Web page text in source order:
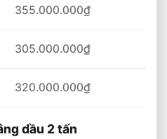
355.000.000₫
305.000.000₫
320.000.000₫
dầu 2 tấn